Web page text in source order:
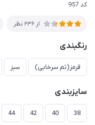
کد 957
از 236 نظر
رنگبندی
قرمز(تم سرخابی) سبز
سایزبندی
38
40
42
44